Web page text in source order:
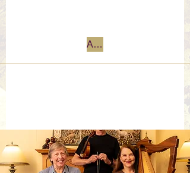
Accueil